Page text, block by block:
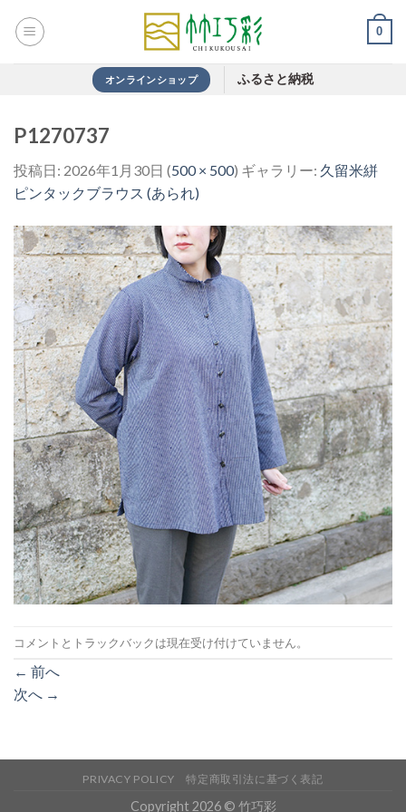
0
オンラインショップ ふるさと納税
P1270737
投稿日: 2026年1月30日 (500 × 500) ギャラリー: 久留米絣
ピンタックブラウス (あられ)
コメントとトラックバックは現在受け付けていません。
← 前へ
次へ →
PRIVACY POLICY 特定商取引法に基づく表記
Copyright 2026 © 竹巧彩